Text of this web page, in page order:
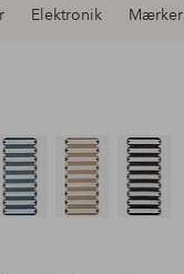
Elektronik Mærker